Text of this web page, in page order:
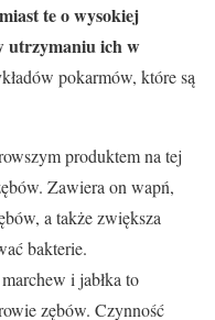
te o wysokiej
utrzymaniu ich w
pokarmów, które są
produktem na tej
Zawiera on wapń,
a także zwiększa
bakterie.
i jabłka to
zębów. Czynność